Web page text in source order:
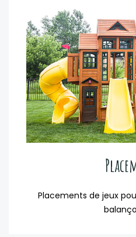
Placements de jeux